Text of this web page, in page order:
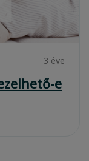
3 éve
e